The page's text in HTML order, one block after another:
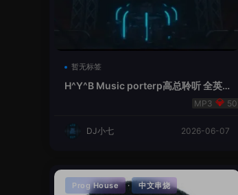
暂无标签
H^Y^B Music porterp高总聆听 全英
50
DJ小七 2026-06-07
Prog House · 中文串烧